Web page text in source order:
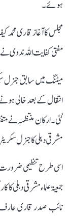
ہوئے ۔
مجلس کا آغاز قاری محمد
مفتی کفایت اللہ
میٹنگ میں سابق جنرل
انتقال کے بعد خالی
گئی۔ ارکان منتظمہ نے
مشرقی دہلی کا جنرل
اسی طرح تنظیمی
جمعیۃ علماء مشرقی دہلی
نائب صدر قاری عارف